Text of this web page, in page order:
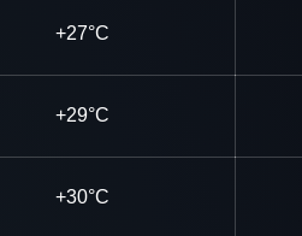
+27°C
+29°C
+30°C